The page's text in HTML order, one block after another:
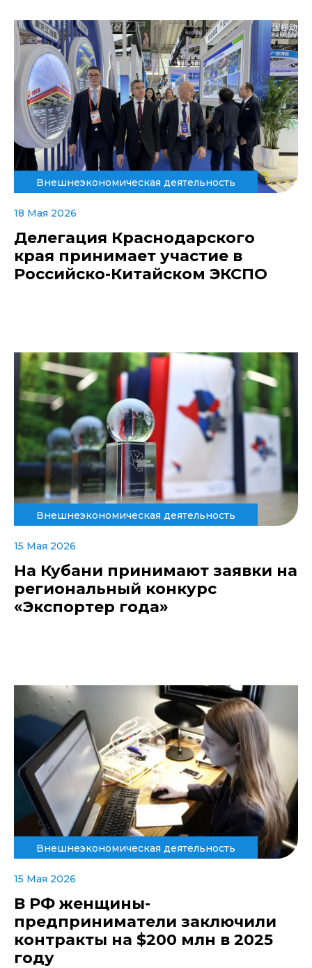
Внешнеэкономическая деятельность
18 Мая 2026
Делегация Краснодарского
края принимает участие в
Российско-Китайском ЭКСПО
Внешнеэкономическая деятельность
15 Мая 2026
На Кубани принимают заявки на
региональный конкурс
«Экспортер года»
Внешнеэкономическая деятельность
15 Мая 2026
В РФ женщины-
предприниматели заключили
контракты на $200 млн в 2025
году